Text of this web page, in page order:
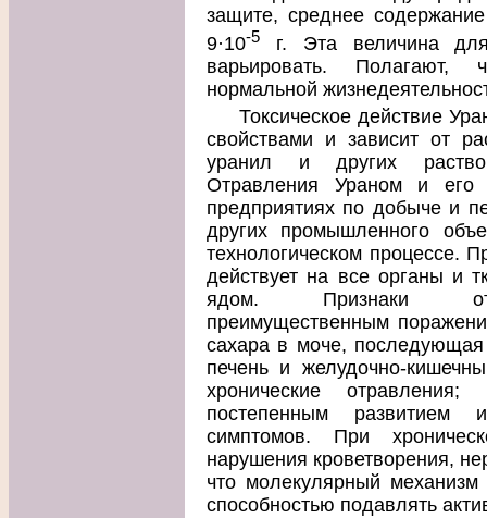
защите, среднее
9·10-5 г. Эта величина
варьировать.
нормальной
Токсическое действие
свойствами и зависит от
уранил и других
Отравления Ураном и его
предприятиях по добыче и
других промышленного
технологическом процессе.
действует на все органы и
ядом. Признаки
преимущественным
сахара в моче,
печень и желудочно-
хронические отравления;
постепенным развитием
симптомов. При
нарушения кроветворения,
что молекулярный
способностью подавлять